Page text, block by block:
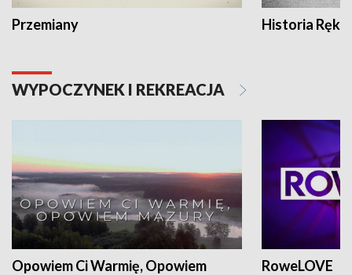
Przemiany Historia Ręką
WYPOCZYNEK I REKREACJA
Opowiem Ci Warmię, Opowiem
RoweLOVE